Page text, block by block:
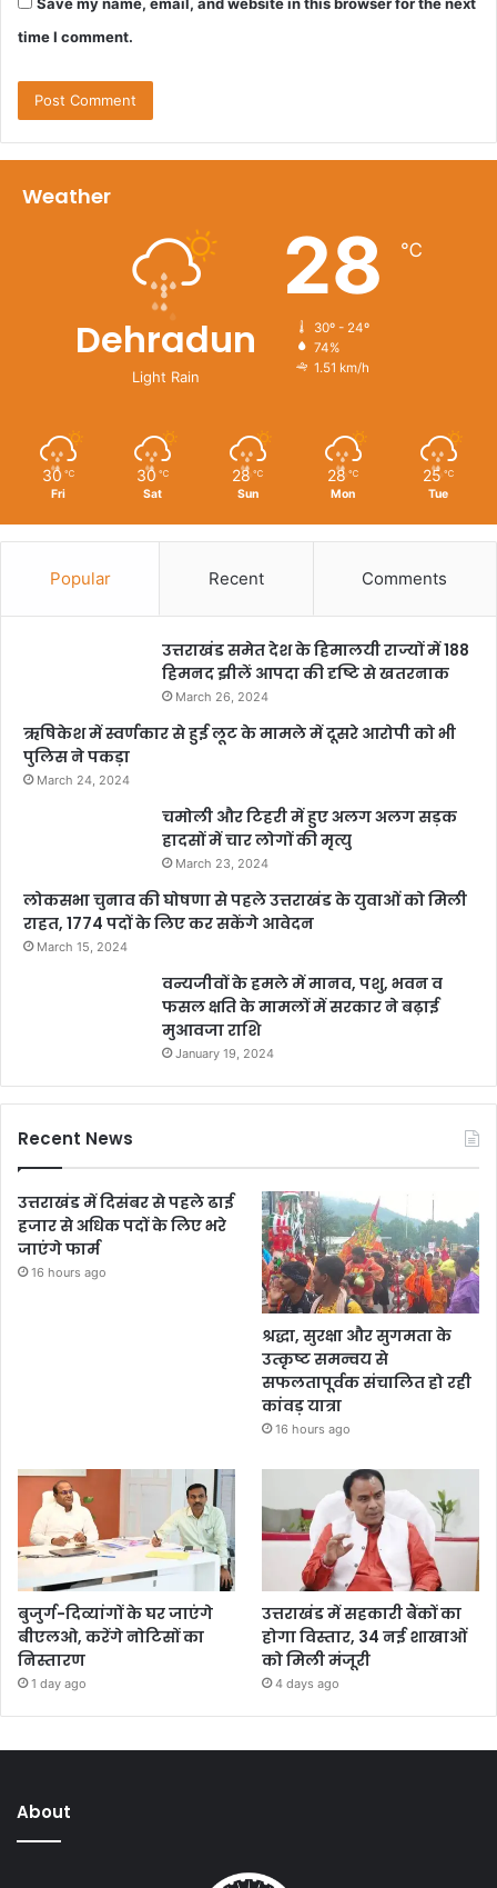
time I comment.
Weather
Dehradun
Light Rain
28 ℃
30º - 24º
74%
1.51 km/h
30 ℃
Fri
30 ℃
Sat
28 ℃
Sun
28 ℃
Mon
25 ℃
Tue
Popular Recent Comments
उत्तराखंड समेत देश के हिमालयी राज्यों में 188
हिमनद झीलें आपदा की दृष्टि से खतरनाक
March 26, 2024
ऋषिकेश में स्वर्णकार से हुई लूट के मामले में दूसरे आरोपी को भी
पुलिस ने पकड़ा
March 24, 2024
चमोली और टिहरी में हुए अलग अलग सड़क
हादसों में चार लोगों की मृत्यु
March 23, 2024
लोकसभा चुनाव की घोषणा से पहले उत्तराखंड के युवाओं को मिली
राहत, 1774 पदों के लिए कर सकेंगे आवेदन
March 15, 2024
वन्यजीवों के हमले में मानव, पशु, भवन व
फसल क्षति के मामलों में सरकार ने बढ़ाई
मुआवजा राशि
January 19, 2024
Recent News
उत्तराखंड में दिसंबर से पहले ढाई
हजार से अधिक पदों के लिए भरे
जाएंगे फार्म
16 hours ago
श्रद्धा, सुरक्षा और सुगमता के
उत्कृष्ट समन्वय से
सफलतापूर्वक संचालित हो रही
कांवड़ यात्रा
16 hours ago
बुजुर्ग-दिव्यांगों के घर जाएंगे
बीएलओ, करेंगे नोटिसों का
निस्तारण
1 day ago
उत्तराखंड में सहकारी बैंकों का
होगा विस्तार, 34 नई शाखाओं
को मिली मंजूरी
4 days ago
About